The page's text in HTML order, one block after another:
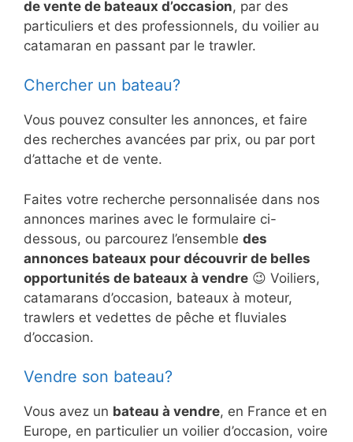
de vente de bateaux d’occasion, par des
particuliers et des professionnels, du voilier au
catamaran en passant par le trawler.
Chercher un bateau?
Vous pouvez consulter les annonces, et faire
des recherches avancées par prix, ou par port
d’attache et de vente.
Faites votre recherche personnalisée dans nos
annonces marines avec le formulaire ci-
dessous, ou parcourez l’ensemble des
annonces bateaux pour découvrir de belles
opportunités de bateaux à vendre 😉 Voiliers,
catamarans d’occasion, bateaux à moteur,
trawlers et vedettes de pêche et fluviales
d’occasion.
Vendre son bateau?
Vous avez un bateau à vendre, en France et en
Europe, en particulier un voilier d’occasion, voire